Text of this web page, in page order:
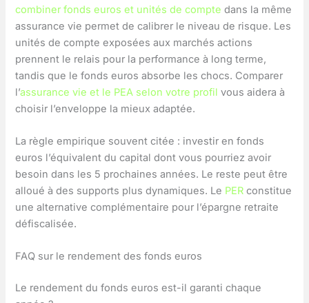
combiner fonds euros et unités de compte dans la même
assurance vie permet de calibrer le niveau de risque. Les
unités de compte exposées aux marchés actions
prennent le relais pour la performance à long terme,
tandis que le fonds euros absorbe les chocs. Comparer
l’assurance vie et le PEA selon votre profil vous aidera à
choisir l’enveloppe la mieux adaptée.
La règle empirique souvent citée : investir en fonds
euros l’équivalent du capital dont vous pourriez avoir
besoin dans les 5 prochaines années. Le reste peut être
alloué à des supports plus dynamiques. Le PER constitue
une alternative complémentaire pour l’épargne retraite
défiscalisée.
FAQ sur le rendement des fonds euros
Le rendement du fonds euros est-il garanti chaque